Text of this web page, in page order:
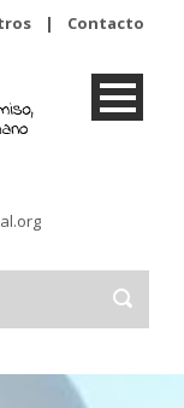
| Contacto